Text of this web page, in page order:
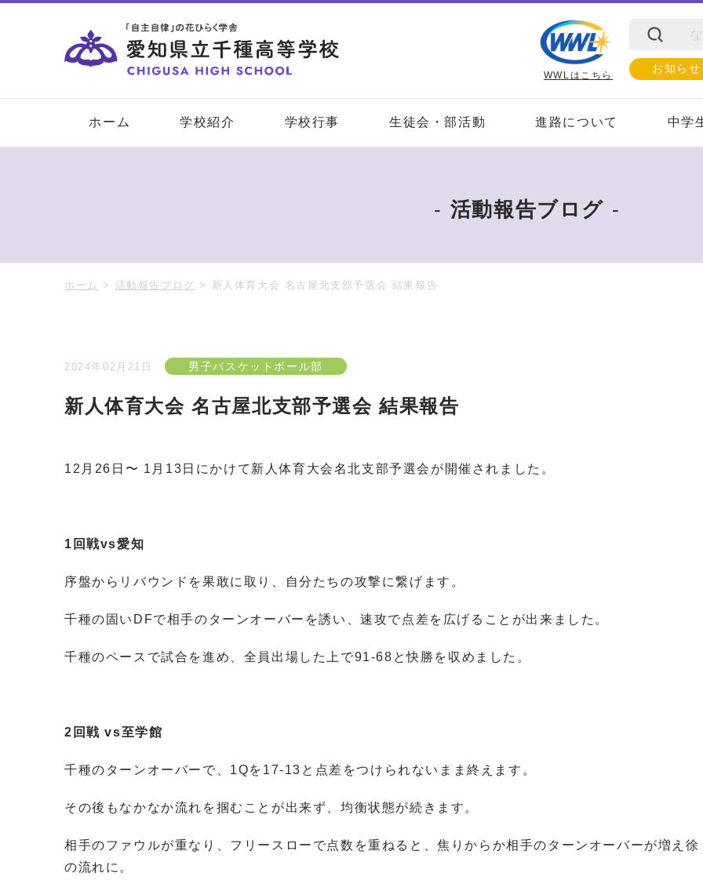
お知らせ
WWLはこちら
ホーム 学校紹介 学校行事 生徒会・部活動 進路について 中学
活動報告ブログ
ホーム > 活動報告ブログ > 新人体育大会 名古屋北支部予選会 結果報告
2024年02月21日 男子バスケットボール部
新人体育大会 名古屋北支部予選会 結果報告
12月26日〜 1月13日にかけて新人体育大会名北支部予選会が開催されました。
1回戦vs愛知
序盤からリバウンドを果敢に取り、自分たちの攻撃に繋げます。
千種の固いDFで相手のターンオーバーを誘い、速攻で点差を広げることが出来ました。
千種のペースで試合を進め、全員出場した上で91-68と快勝を収めました。
2回戦 vs至学館
千種のターンオーバーで、1Qを17-13と点差をつけられないまま終えます。
その後もなかなか流れを掴むことが出来ず、均衡状態が続きます。
相手のファウルが重なり、フリースローで点数を重ねると、焦りからか相手のターンオーバーが増え徐
の流れに。